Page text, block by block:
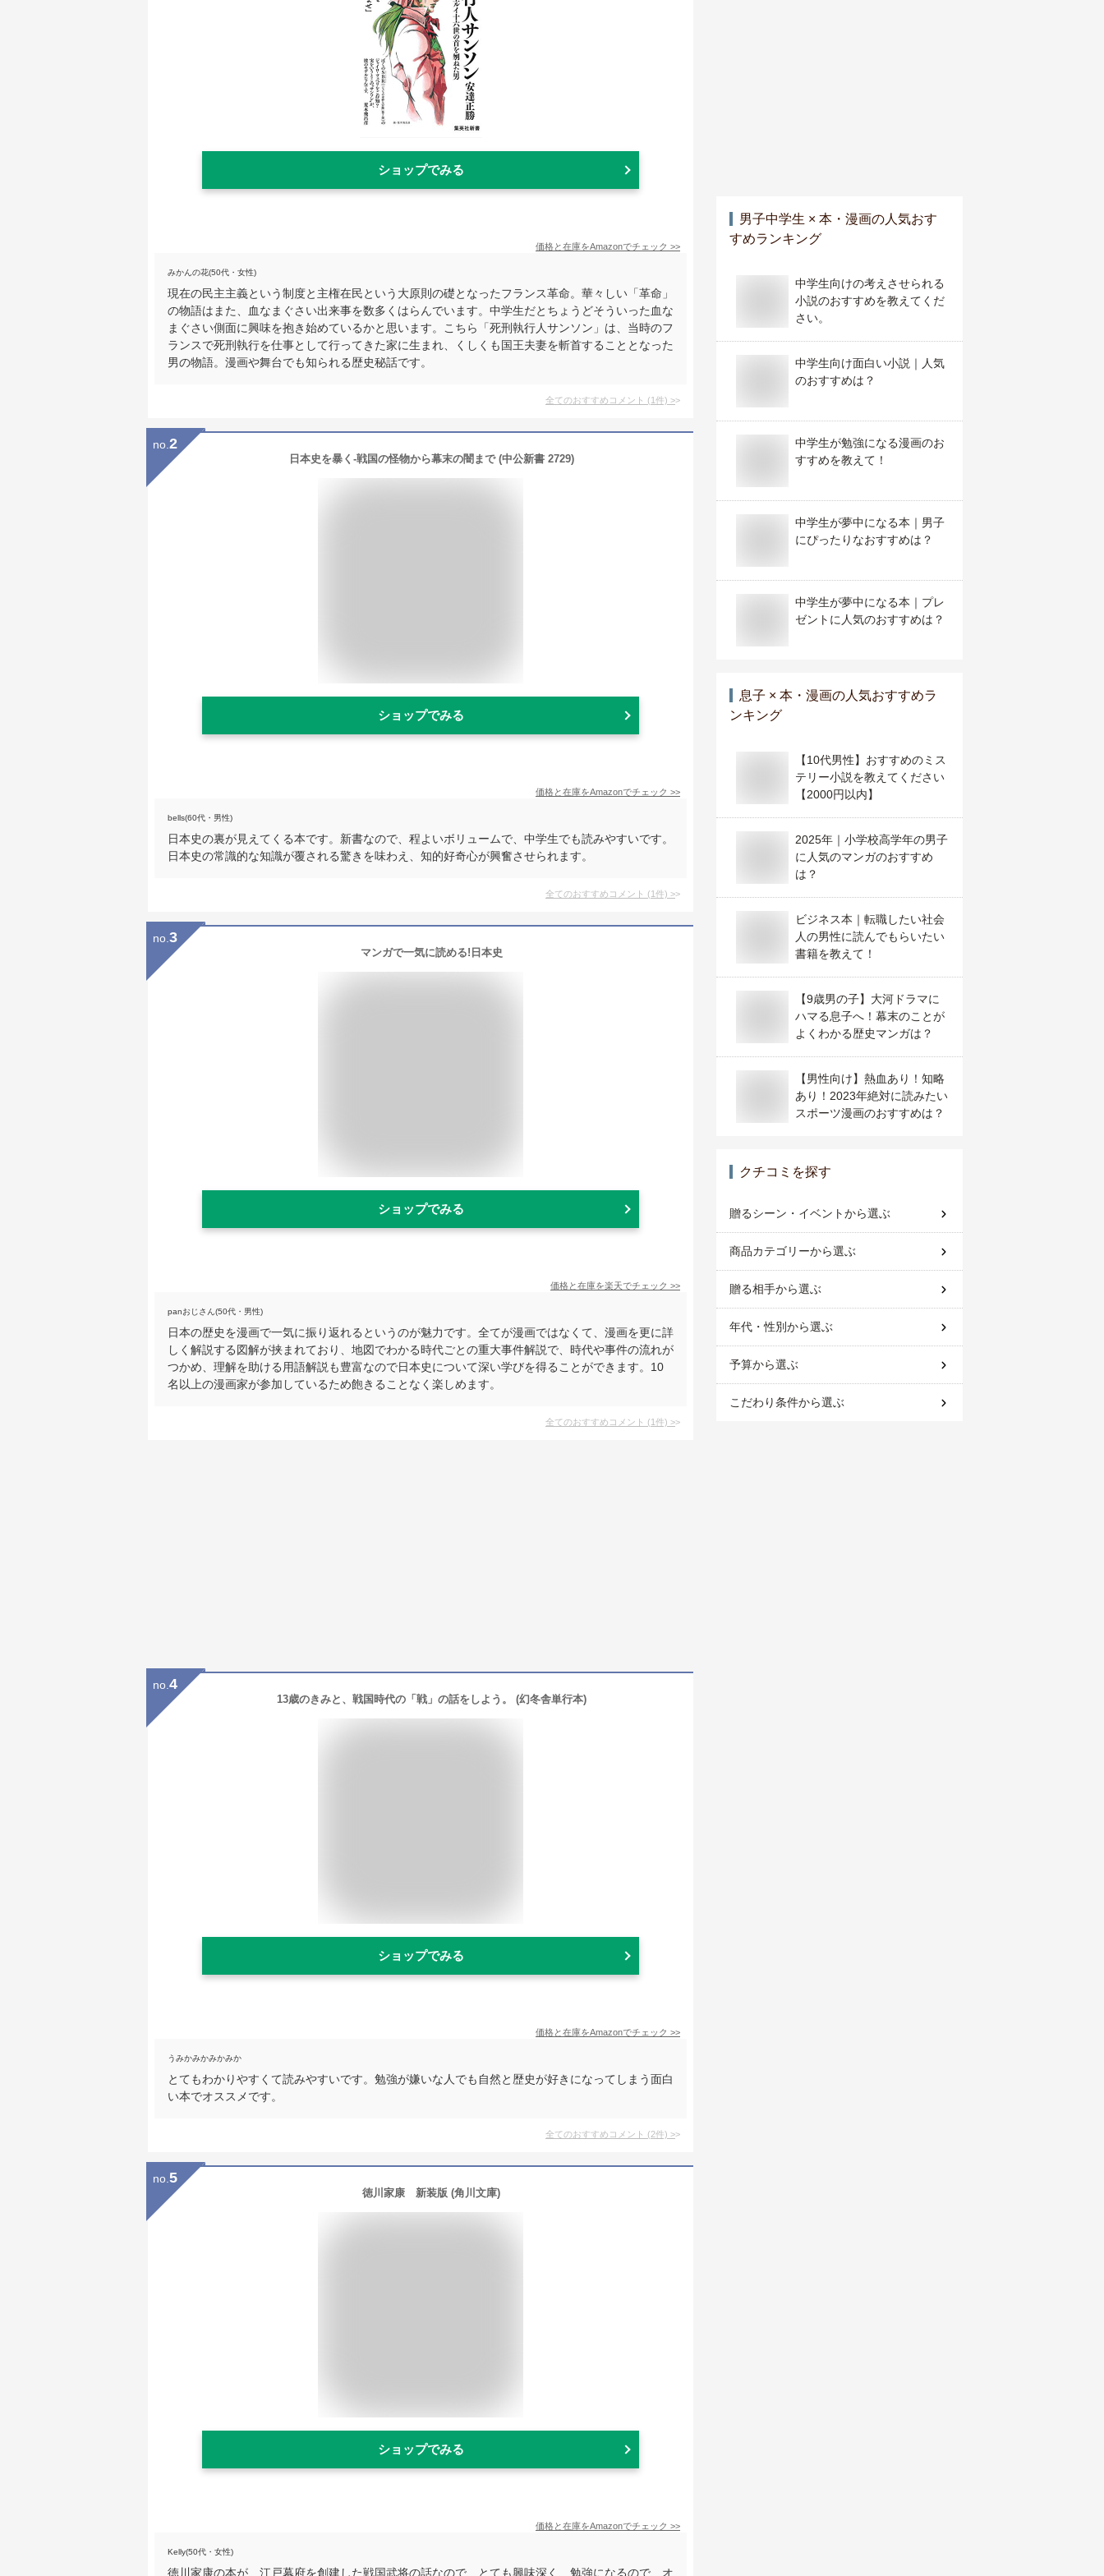
ショップでみる
価格と在庫をAmazonでチェック >>
みかんの花(50代・女性)
現在の民主主義という制度と主権在民という大原則の礎となったフランス革命。華々しい「革命」
の物語はまた、血なまぐさい出来事を数多くはらんでいます。中学生だとちょうどそういった血な
まぐさい側面に興味を抱き始めているかと思います。こちら「死刑執行人サンソン」は、当時のフ
ランスで死刑執行を仕事として行ってきた家に生まれ、くしくも国王夫妻を斬首することとなった
男の物語。漫画や舞台でも知られる歴史秘話です。
全てのおすすめコメント (1件) >
no. 2
日本史を暴く-戦国の怪物から幕末の闇まで (中公新書 2729)
ショップでみる
価格と在庫をAmazonでチェック >>
bells(60代・男性)
日本史の裏が見えてくる本です。新書なので、程よいボリュームで、中学生でも読みやすいです。
日本史の常識的な知識が覆される驚きを味わえ、知的好奇心が興奮させられます。
全てのおすすめコメント (1件) >
no. 3
マンガで一気に読める!日本史
ショップでみる
価格と在庫を楽天でチェック >>
panおじさん(50代・男性)
日本の歴史を漫画で一気に振り返れるというのが魅力です。全てが漫画ではなくて、漫画を更に詳
しく解説する図解が挟まれており、地図でわかる時代ごとの重大事件解説で、時代や事件の流れが
つかめ、理解を助ける用語解説も豊富なので日本史について深い学びを得ることができます。10
名以上の漫画家が参加しているため飽きることなく楽しめます。
全てのおすすめコメント (1件) >
no. 4
13歳のきみと、戦国時代の「戦」の話をしよう。 (幻冬舎単行本)
ショップでみる
価格と在庫をAmazonでチェック >>
うみかみかみかみか
とてもわかりやすくて読みやすいです。勉強が嫌いな人でも自然と歴史が好きになってしまう面白
い本でオススメです。
全てのおすすめコメント (2件) >
no. 5
徳川家康 新装版 (角川文庫)
ショップでみる
価格と在庫をAmazonでチェック >>
Kelly(50代・女性)
徳川家康の本が、江戸幕府を創建した戦国武将の話なので、とても興味深く、勉強になるので、オ
男子中学生 × 本・漫画の人気おす
すめランキング
中学生向けの考えさせられる
小説のおすすめを教えてくだ
さい。
中学生向け面白い小説｜人気
のおすすめは？
中学生が勉強になる漫画のお
すすめを教えて！
中学生が夢中になる本｜男子
にぴったりなおすすめは？
中学生が夢中になる本｜プレ
ゼントに人気のおすすめは？
息子 × 本・漫画の人気おすすめラ
ンキング
【10代男性】おすすめのミス
テリー小説を教えてください
【2000円以内】
2025年｜小学校高学年の男子
に人気のマンガのおすすめ
は？
ビジネス本｜転職したい社会
人の男性に読んでもらいたい
書籍を教えて！
【9歳男の子】大河ドラマに
ハマる息子へ！幕末のことが
よくわかる歴史マンガは？
【男性向け】熱血あり！知略
あり！2023年絶対に読みたい
スポーツ漫画のおすすめは？
クチコミを探す
贈るシーン・イベントから選ぶ
商品カテゴリーから選ぶ
贈る相手から選ぶ
年代・性別から選ぶ
予算から選ぶ
こだわり条件から選ぶ